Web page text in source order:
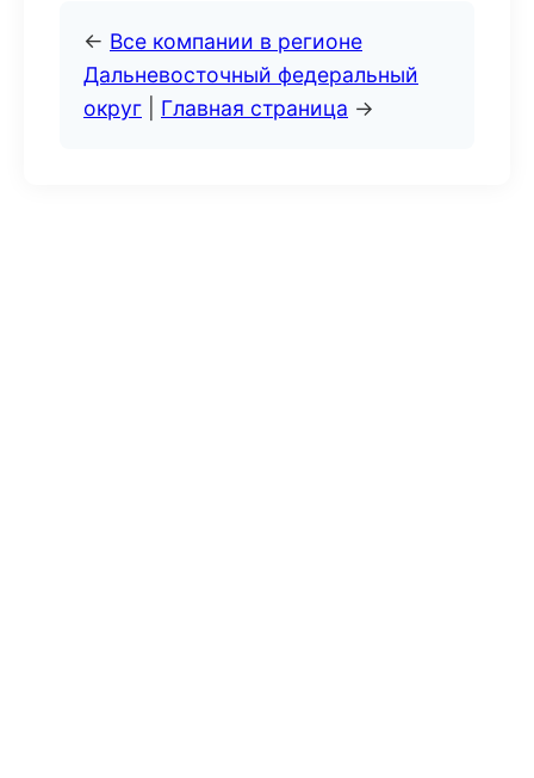
← Все компании в регионе
Дальневосточный федеральный
округ
Главная страница →